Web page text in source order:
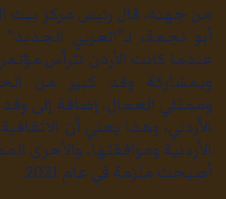
من جهته، قال رئيس مركز بيت
أبو نجمة، لـ"العربي الجديد"
وبمشاركة وفد كبير من
وممثلي العمال، إضافة إلى
الأردني، وهذا يعني أن
الأردنية وموافقتها، والأحرى
أصبحت ملزمة في عام 2021.